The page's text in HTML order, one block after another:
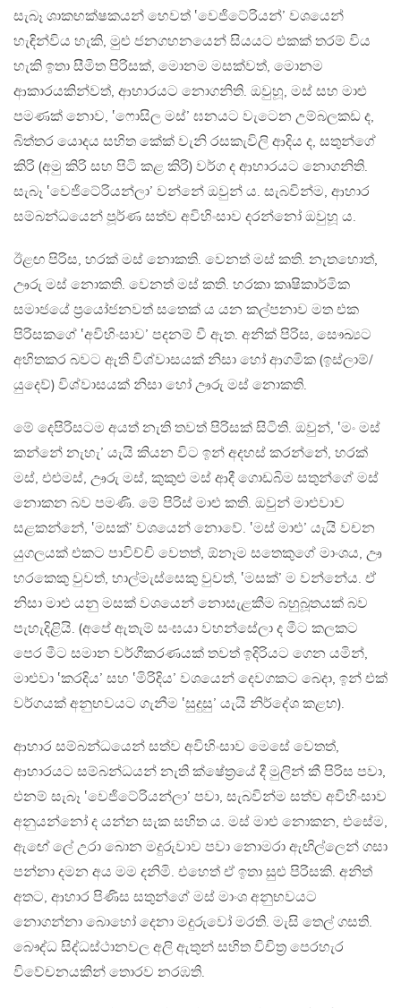
සැබෑ ශාකභක්ෂකයන් හෙවත් ‛වෙජිටේරියන්’ වශයෙන්
හැඳින්විය හැකි, මුළු ජනගහනයෙන් සියයට එකක් තරම් විය
හැකි ඉතා සීමිත පිරිසක්, මොනම මසක්වත්, මොනම
ආකාරයකින්වත්, ආහාරයට නොගනිති. ඔවුහූ, මස් සහ මාළු
පමණක් නොව, ‛ෆොසිල මස්’ ඝනයට වැටෙන උම්බලකඩ ද,
බිත්තර යොදය සහිත කේක් වැනි රසකැවිලි ආදිය ද, සතුන්ගේ
කිරි (අමු කිරි සහ පිටි කළ කිරි) වර්ග ද ආහාරයට නොගනිති.
සැබෑ ‛වෙජිටේරියන්ලා’ වන්නේ ඔවුන් ය. සැබවින්ම, ආහාර
සම්බන්ධයෙන් පූර්ණ සත්ව අවිහිංසාව දරන්නෝ ඔවුහූ ය.
ඊළඟ පිරිස, හරක් මස් නොකති. වෙනත් මස් කති. නැතහොත්,
ඌරු මස් නොකති. වෙනත් මස් කති. හරකා කෘෂිකාර්මික
සමාජයේ ප්‍රයෝජනවත් සතෙක් ය යන කල්පනාව මත එක
පිරිසකගේ ‛අවිහිංසාව’ පදනම් වී ඇත. අනික් පිරිස, සෞඛ්‍යට
අහිතකර බවට ඇති විශ්වාසයක් නිසා හෝ ආගමික (ඉස්ලාම්/
යුදෙව්) විශ්වාසයක් නිසා හෝ ඌරු මස් නොකති.
මේ දෙපිරිසටම අයත් නැති තවත් පිරිසක් සිටිති. ඔවුන්, ‛මං මස්
කන්නේ නැහැ’ යැයි කියන විට ඉන් අදහස් කරන්නේ, හරක්
මස්, එළුමස්, ඌරු මස්, කුකුළු මස් ආදී ගොඩබිම සතුන්ගේ මස්
නොකන බව පමණි. මේ පිරිස් මාළු කති. ඔවුන් මාළුවාව
සළකන්නේ, ‛මසක්’ වශයෙන් නොවේ. ‛මස් මාළු’ යැයි වචන
යුගලයක් එකට පාවිච්චි වෙතත්, ඕනෑම සතෙකුගේ මාංශය, ඌ
හරකෙකු වුවත්, හාල්මැස්සෙකු වුවත්, ‛මසක්’ ම වන්නේය. ඒ
නිසා මාළු යනු මසක් වශයෙන් නොසැළකීම බහුබූතයක් බව
පැහැදිළියි. (අපේ ඇතැම් සංඝයා වහන්සේලා ද මීට කලකට
පෙර මීට සමාන වර්ගීකරණයක් තවත් ඉදිරියට ගෙන යමින්,
මාළුවා ‛කරදිය’ සහ ‛මිරිදිය’ වශයෙන් දෙවගකට බෙදා, ඉන් එක්
වර්ගයක් අනුභවයට ගැනීම ‛සුදුසු’ යැයි නිර්දේශ කළහ).
ආහාර සම්බන්ධයෙන් සත්ව අවිහිංසාව මෙසේ වෙතත්,
ආහාරයට සම්බන්ධයන් නැති ක්ෂේත්‍රයේ දී මුලින් කී පිරිස පවා,
එනම් සැබෑ ‛වෙජිටේරියන්ලා’ පවා, සැබවින්ම සත්ව අවිහිංසාව
අනුයන්නෝ ද යන්න සැක සහිත ය. මස් මාළු නොකන, එසේම,
ඇඟේ ලේ උරා බොන මදුරුවාව පවා නොමරා ඇඟිල්ලෙන් ගසා
පන්නා දමන අය මම දනිමි. එහෙත් ඒ ඉතා සුළු පිරිසකි. අනිත්
අතට, ආහාර පිණිස සතුන්ගේ මස් මාංශ අනුභවයට
නොගන්නා බොහෝ දෙනා මදුරුවෝ මරති. මැසි තෙල් ගසති.
බෞද්ධ සිද්ධස්ථානවල අලි ඇතුන් සහිත විචිත්‍ර පෙරහැර
විවේචනයකින් තොරව නරඹති.